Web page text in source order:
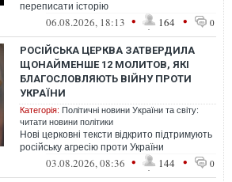
переписати історію
06.08.2026, 18:13 • 164 • 0
РОСІЙСЬКА ЦЕРКВА ЗАТВЕРДИЛА
ЩОНАЙМЕНШЕ 12 МОЛИТОВ, ЯКІ
БЛАГОСЛОВЛЯЮТЬ ВІЙНУ ПРОТИ
УКРАЇНИ
Категорія: Політичні новини України та світу:
читати новини політики
Нові церковні тексти відкрито підтримують
російську агресію проти України
03.08.2026, 08:36 • 144 • 0